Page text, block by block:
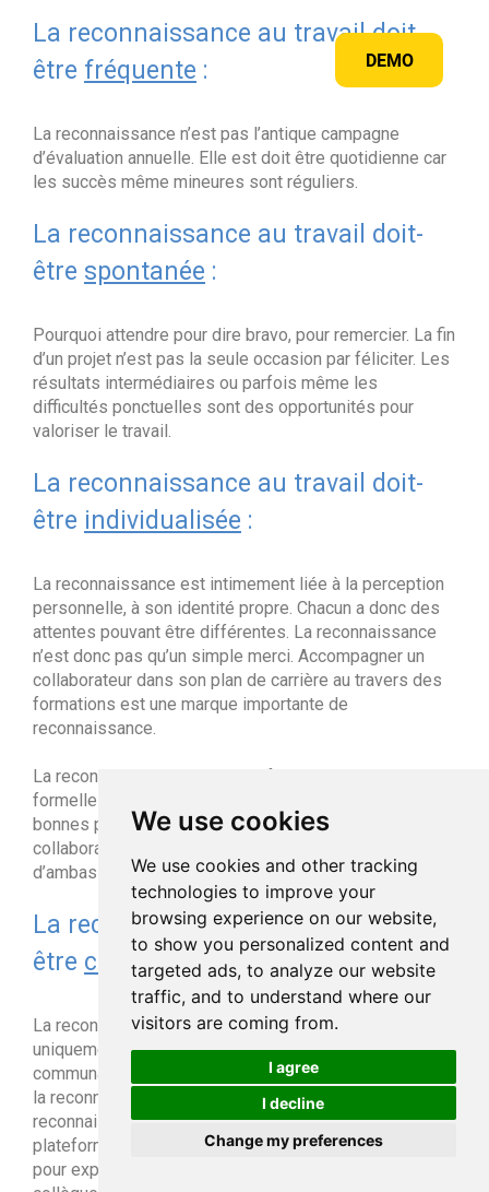
We use cookies
We use cookies and other tracking
technologies to improve your
browsing experience on our website,
to show you personalized content and
targeted ads, to analyze our website
traffic, and to understand where our
visitors are coming from.
I agree
I decline
Change my preferences
DEMO
La reconnaissance au travail doit-
être fréquente :
La reconnaissance n’est pas l’antique campagne
d’évaluation annuelle. Elle est doit être quotidienne car
les succès même mineures sont réguliers.
La reconnaissance au travail doit-
être spontanée :
Pourquoi attendre pour dire bravo, pour remercier. La fin
d’un projet n’est pas la seule occasion par féliciter. Les
résultats intermédiaires ou parfois même les
difficultés ponctuelles sont des opportunités pour
valoriser le travail.
La reconnaissance au travail doit-
être individualisée :
La reconnaissance est intimement liée à la perception
personnelle, à son identité propre. Chacun a donc des
attentes pouvant être différentes. La reconnaissance
n’est donc pas qu’un simple merci. Accompagner un
collaborateur dans son plan de carrière au travers des
formations est une marque importante de
reconnaissance.
La reconnaissance peut être informelle mais aussi
formelle par des actions de communication des
bonnes pratiques, des témoignages des
collaborateurs, la mise en place de système
d’ambassadeurs de pratiques.
La reconnaissance au travail doit-
être collaborative:
La reconnaissance s’exprime par tous et pas
uniquement par les managers. Le développement des
communautés dans l’entreprise soutien l’expression de
la reconnaissance. C’est aussi l’occasion de lier la
reconnaissance individuelle et collective. Les
plateformes de collaboration sont le terrain privilégié
pour exprimer la reconnaissance pour le travail d’un